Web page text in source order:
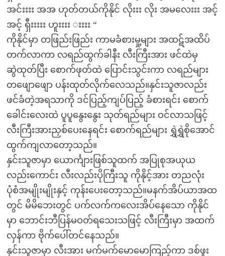
အင်းးးး အအ ဟုတ်တယ်ကိုနိုင် လိုးးး လိုး အမလေးးး အင့်
အင့် ရှီးးးးး ဟူးးးး းးးး “
ကိုနိုင်မှာ တဖြည်းဖြည်း ကာမခံစားမှု့များ အထဋ်အထိပ်
တက်လာကာ လရည်ထွက်ခါနီး လီးကြီးအား ဖင်ထဲမှ
ဆွဲထုတ်ပြီး စောက်ဖုတ်ထဲ ပြောင်းသွင်းကာ လရည်များ
တဖျောဖျော ပန်းထုတ်လိုက်လေသည်။နှင်းသူဇာလည်း
ဖင်ခံတဲ့အရသာကို ဒင်ပြည့်ကျပ်ပြည့် ခံစားရင်း စောက်
ခေါင်းလေးထဲ ပူပူနွေးနွေး သုတ်ရည်များ ဝင်လာသဖြင့်
လီးကြီးအားညှစ်ပေးနေရင်း စောက်ရည်များ ရွှဲရွှဲစိုအောင်
ထွက်ကျလာတော့သည်။
နှင်းသူဇာမှာ ယောင်္ကျားဖြစ်သူထက် အပြုစုအယုယ
လည်းကောင်း လီးလည်းပိုကြီးသူ ကိုနိုင့်အား တညလုံး
ပုံစံအမျိုးမျိုးနှင့် ကုန်းပေးတော့သည်။မနက်အိပ်ယာအထ
တွင် မိမိဘေးတွင် ပက်လက်ကလေးအိပ်နေသော ကိုနိုင်
မှာ ဘောင်းဘီပြန်မဝတ်ရသေးသဖြင့် လီးကြီးမှာ အထက်
လှန်ကာ ဗိုက်ပေါ်တင်နေသည်။
နှင်းသူဇာမှာ လီးအား မက်မက်မောမောကြည့်ကာ ဒစ်ဖူး